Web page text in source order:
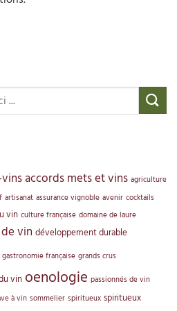
accords mets et vins agriculture
artisanat assurance vignoble avenir cocktails
vin culture française domaine de laure
vin développement durable
gastronomie française grands crus
vin oenologie passionnés de vin
à vin sommelier spiritueux spiritueux